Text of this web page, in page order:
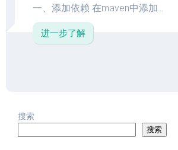
一、添加依赖 在maven中添加...
进一步了解
搜索
搜索